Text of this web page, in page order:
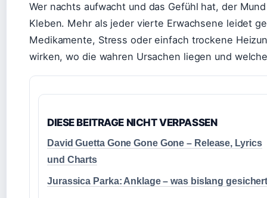
Wer nachts aufwacht und das Gefühl hat, der
Kleben. Mehr als jeder vierte Erwachsene leidet
Medikamente, Stress oder einfach trockene
wirken, wo die wahren Ursachen liegen und
DIESE BEITRAGE NICHT VERPASSEN
David Guetta Gone Gone Gone – Release, Lyrics
und Charts
Jurassica Parka: Anklage – was bislang